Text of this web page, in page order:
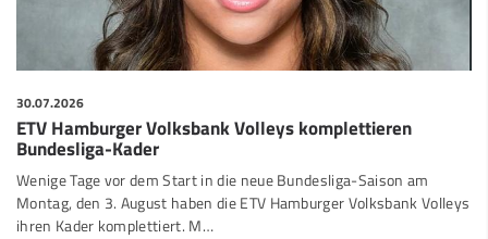
30.07.2026
ETV Hamburger Volksbank Volleys komplettieren
Bundesliga-Kader
Wenige Tage vor dem Start in die neue Bundesliga-Saison am
Montag, den 3. August haben die ETV Hamburger Volksbank Volleys
ihren Kader komplettiert. M…